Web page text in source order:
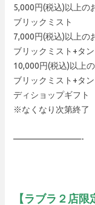
5,000円(税込)以上の
ブリックミスト
7,000円(税込)以上の
ブリックミスト+タ
10,000円(税込)以上
ブリックミスト+タ
ディショップギフト
※なくなり次第終了
————————-
【ラブラ２店限